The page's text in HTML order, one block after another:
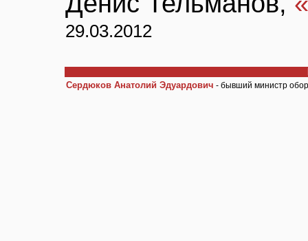
29.03.2012
Сердюков Анатолий Эдуардович - бывший министр